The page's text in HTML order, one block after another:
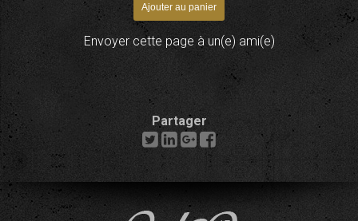
Envoyer cette page à un(e) ami(e)
Partager